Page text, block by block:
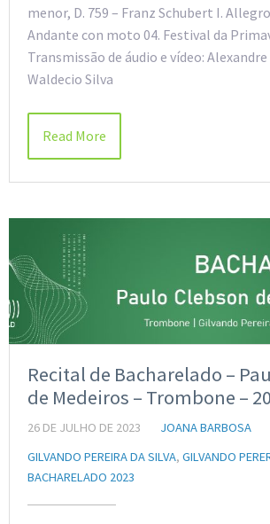
menor, D. 759 – Franz Schubert I.
Andante con moto 04. Festival da
Transmissão de áudio e vídeo:
Waldecio Silva
Read More
Recital de Bacharelado –
de Medeiros – Trombone –
26 DE JULHO DE 2023
JOANA BARBOSA
GILVANDO PEREIRA DA SILVA, GILVANDO
BACHARELADO 2023